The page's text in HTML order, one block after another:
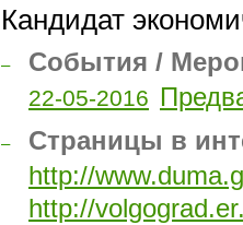
Кандидат
– События /
22-05-2016
–
Страницы в
http://
http://